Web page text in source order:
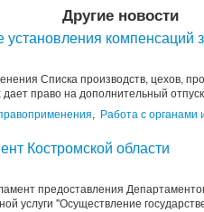
Другие новости
компенсаций
Списка производств, цехов,
право на дополнительный
, Работа с органами
Костромской области
предоставления
услуги "Осуществление